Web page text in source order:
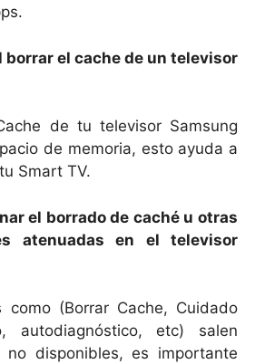
borrar el cache de un televisor
de tu televisor Samsung
de memoria, esto ayuda a
Smart TV.
el borrado de caché u otras
atenuadas en el televisor
como (Borrar Cache, Cuidado
autodiagnóstico, etc) salen
no disponibles, es importante